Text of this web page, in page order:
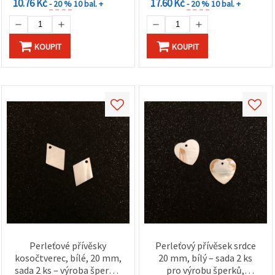
10.76 Kč- 20 %10 bal. +
KOUPIT
17.60 Kč- 20 %10 bal. +
KOUPIT
Perleťové přívěsky
kosočtverec, bílé, 20 mm,
sada 2 ks – výroba šperků,
Perleťový přívěsek srdce
20 mm, bílý – sada 2 ks
pro výrobu šperků,